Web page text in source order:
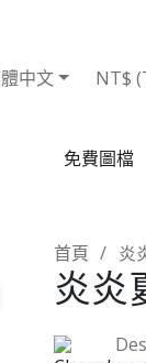
中文 NT$
免費圖檔
首頁 炎
炎炎